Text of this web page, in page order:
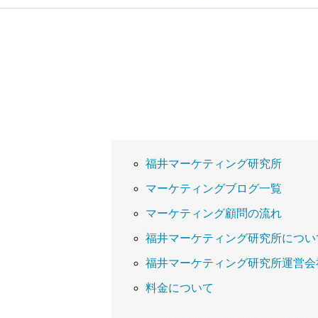
福井マーケティング研究所
マーケティングブログ一覧
マーケティング顧問の流れ
福井マーケティング研究所につい
福井マーケティング研究所運営会
料金について